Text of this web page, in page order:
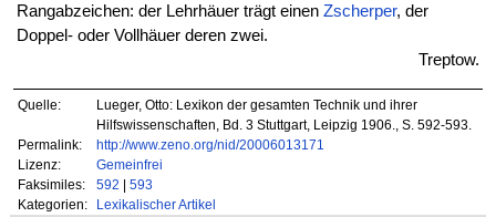
Rangabzeichen: der Lehrhäuer trägt einen Zscherper, der
Doppel- oder Vollhäuer deren zwei.
Treptow.
Quelle:
Lueger, Otto: Lexikon der gesamten Technik und ihrer
Hilfswissenschaften, Bd. 3 Stuttgart, Leipzig 1906., S. 592-593.
Permalink:
http://www.zeno.org/nid/20006013171
Lizenz:
Gemeinfrei
Faksimiles:
592 | 593
Kategorien:
Lexikalischer Artikel